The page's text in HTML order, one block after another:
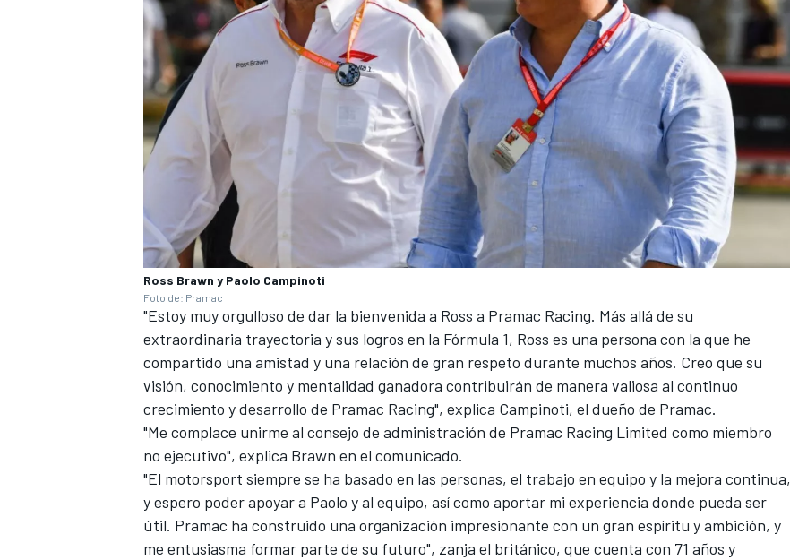
Ross Brawn y Paolo Campinoti
Foto de: Pramac
"Estoy muy orgulloso de dar la bienvenida a Ross a Pramac Racing. Más allá de su
extraordinaria trayectoria y sus logros en la Fórmula 1, Ross es una persona con la que he
compartido una amistad y una relación de gran respeto durante muchos años. Creo que su
visión, conocimiento y mentalidad ganadora contribuirán de manera valiosa al continuo
crecimiento y desarrollo de Pramac Racing", explica Campinoti, el dueño de Pramac.
"Me complace unirme al consejo de administración de Pramac Racing Limited como miembro
no ejecutivo", explica Brawn en el comunicado.
"El motorsport siempre se ha basado en las personas, el trabajo en equipo y la mejora continua,
y espero poder apoyar a Paolo y al equipo, así como aportar mi experiencia donde pueda ser
útil. Pramac ha construido una organización impresionante con un gran espíritu y ambición, y
me entusiasma formar parte de su futuro", zanja el británico, que cuenta con 71 años y